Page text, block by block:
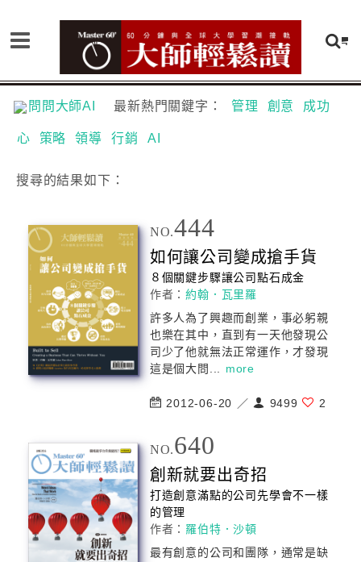
問問大師AI 最新熱門關鍵字： 管理 創意 成功
心 策略 領導 行銷 AI
搜尋的結果如下：
NO.444
如何讓公司 變成搶手貨
８個關鍵步驟讓公司點石成金
作者：約翰．瓦里羅
許多人為了興趣而創業，事必躬親
也樂在其中，直到有一天他發現公
司 少了他就無法正常運作，才發現
這是個大問... more
2012-06-20 ／ 9499 2
NO.640
創新就要出奇招
打造創意滿點的公司先學會不一樣
的管理
作者： 羅伯特．沙頓
最有創意的公司和團隊，通常是缺